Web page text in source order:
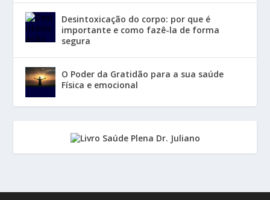
Desintoxicação do corpo: por que é
importante e como fazê-la de forma
segura
O Poder da Gratidão para a sua saúde
Física e emocional